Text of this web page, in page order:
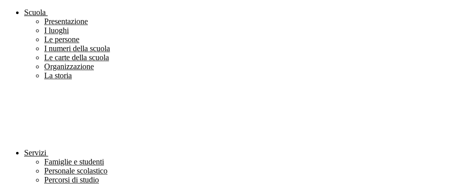
Scuola
Presentazione
I luoghi
Le persone
I numeri della scuola
Le carte della scuola
Organizzazione
La storia
Servizi
Famiglie e studenti
Personale scolastico
Percorsi di studio